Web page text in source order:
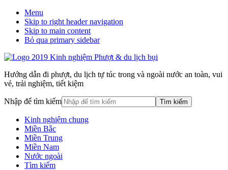
Menu
Skip to right header navigation
Skip to main content
Bỏ qua primary sidebar
Hướng dẫn đi phượt, du lịch tự túc trong và ngoài nước an toàn, vui
vẻ, trải nghiệm, tiết kiệm
Nhập để tìm kiếm
Kinh nghiệm chung
Miền Bắc
Miền Trung
Miền Nam
Nước ngoài
Tìm kiếm